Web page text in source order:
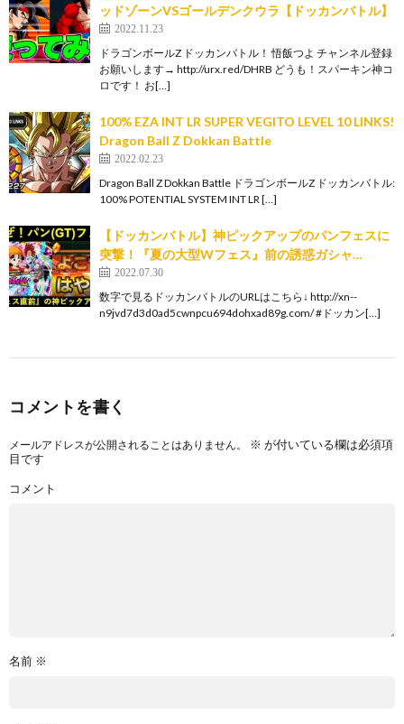
ッドゾーンVSゴールデンクウラ【ドッカンバトル】
2022.11.23
ドラゴンボールZ ドッカンバトル！ 悟飯つよ チャンネル登録
お願いします→ http://urx.red/DHRB どうも！スパーキン神コ
ロです！ お[…]
100% EZA INT LR SUPER VEGITO LEVEL 10 LINKS!
Dragon Ball Z Dokkan Battle
2022.02.23
Dragon Ball Z Dokkan Battle ドラゴンボールZ ドッカンバトル:
100% POTENTIAL SYSTEM INT LR […]
【ドッカンバトル】神ピックアップのパンフェスに
突撃！『夏の大型Wフェス』前の誘惑ガシャ…
2022.07.30
数字で見るドッカンバトルのURLはこちら↓ http://xn--
n9jvd7d3d0ad5cwnpcu694dohxad89g.com/ #ドッカン[…]
コメントを書く
メールアドレスが公開されることはありません。 ※ が付いている欄は必須項
目です
コメント
名前 ※